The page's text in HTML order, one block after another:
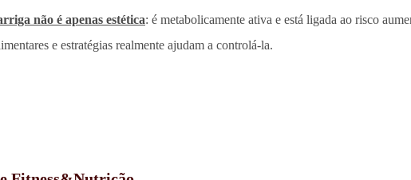
não é apenas estética: é metabolicamente ativa e está ligada ao risco
e estratégias realmente ajudam a controlá-la.